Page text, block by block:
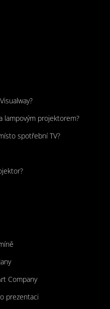
lampovým projektorem?
spotřební TV?
Company
prezentaci